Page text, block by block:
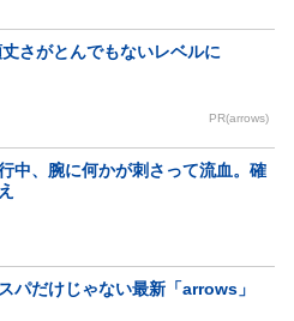
さがとんでもないレベルに
PR(arrows)
中、腕に何かが刺さって流血。確
パだけじゃない最新「arrows」